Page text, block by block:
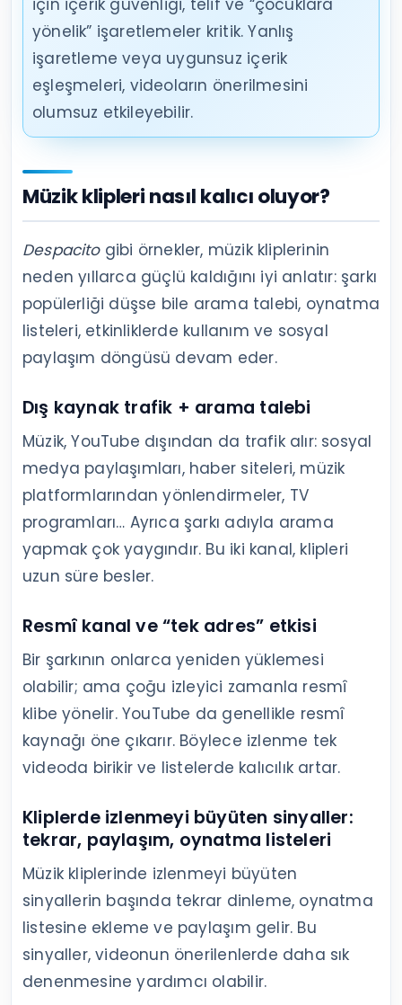
için içerik güvenliği, telif ve “çocuklara
yönelik” işaretlemeler kritik. Yanlış
işaretleme veya uygunsuz içerik
eşleşmeleri, videoların önerilmesini
olumsuz etkileyebilir.
Müzik klipleri nasıl kalıcı oluyor?
Despacitogibi örnekler, müzik kliplerinin
neden yıllarca güçlü kaldığını iyi anlatır: şarkı
popülerliği düşse bile arama talebi, oynatma
listeleri, etkinliklerde kullanım ve sosyal
paylaşım döngüsü devam eder.
Dış kaynak trafik + arama talebi
Müzik, YouTube dışından da trafik alır: sosyal
medya paylaşımları, haber siteleri, müzik
platformlarından yönlendirmeler, TV
programları… Ayrıca şarkı adıyla arama
yapmak çok yaygındır. Bu iki kanal, klipleri
uzun süre besler.
Resmî kanal ve “tek adres” etkisi
Bir şarkının onlarca yeniden yüklemesi
olabilir; ama çoğu izleyici zamanla resmî
klibe yönelir. YouTube da genellikle resmî
kaynağı öne çıkarır. Böylece izlenme tek
videoda birikir ve listelerde kalıcılık artar.
Kliplerde izlenmeyi büyüten sinyaller:
tekrar, paylaşım, oynatma listeleri
Müzik kliplerinde izlenmeyi büyüten
sinyallerin başında tekrar dinleme, oynatma
listesine ekleme ve paylaşım gelir. Bu
sinyaller, videonun önerilenlerde daha sık
denenmesine yardımcı olabilir.